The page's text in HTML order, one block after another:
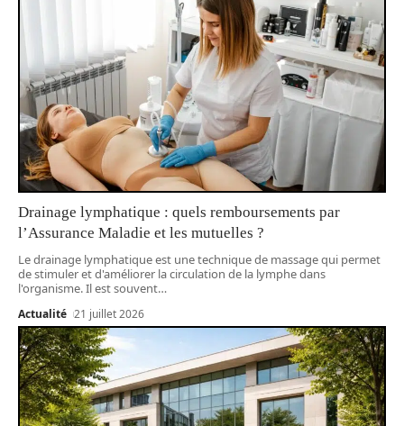
Drainage lymphatique : quels remboursements par
l’Assurance Maladie et les mutuelles ?
Le drainage lymphatique est une technique de massage qui permet
de stimuler et d'améliorer la circulation de la lymphe dans
l'organisme. Il est souvent…
Actualité 21 juillet 2026